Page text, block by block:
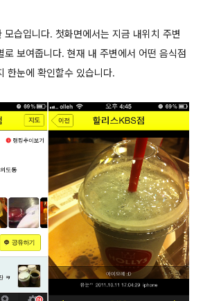
모습입니다. 첫화면에서는 지금 내위치 주변
로 보여줍니다. 현재 내 주변에서 어떤 음식점
한눈에 확인할수 있습니다.